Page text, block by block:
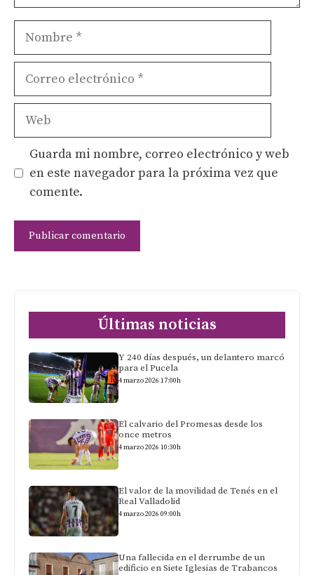
Nombre
Correo
Web
Guarda mi nombre, correo electrónico y web
en este navegador para la próxima vez que
comente.
Últimas noticias
Y 240 días después, un delantero marcó
para el Pucela
4 marzo 2026 17:00h
El calvario del Promesas desde los
once metros
4 marzo 2026 10:30h
El valor de la movilidad de Tenés en el
Real Valladolid
4 marzo 2026 09:00h
Una fallecida en el derrumbe de un
edificio en Siete Iglesias de Trabancos